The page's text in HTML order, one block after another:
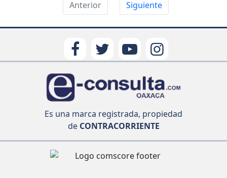
Anterior Siguiente
Es una marca registrada, propiedad
deCONTRACORRIENTE